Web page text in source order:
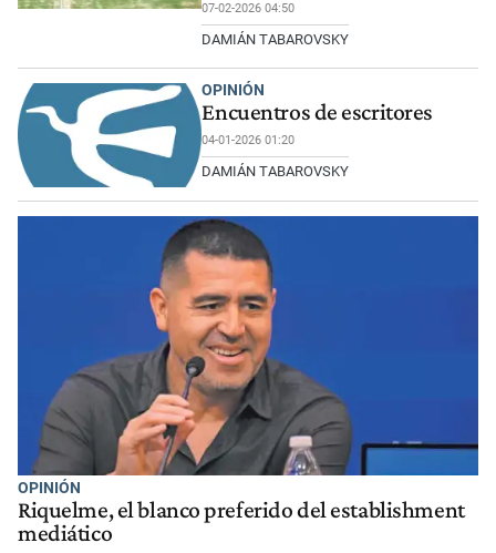
07-02-2026 04:50
DAMIÁN TABAROVSKY
OPINIÓN
Encuentros de escritores
04-01-2026 01:20
DAMIÁN TABAROVSKY
OPINIÓN
Riquelme, el blanco preferido del establishment
mediático